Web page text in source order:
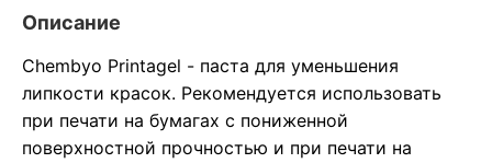
Описание
Chembyo Printagel - паста для уменьшения
липкости красок. Рекомендуется использовать
при печати на бумагах с пониженной
поверхностной прочностью и при печати на